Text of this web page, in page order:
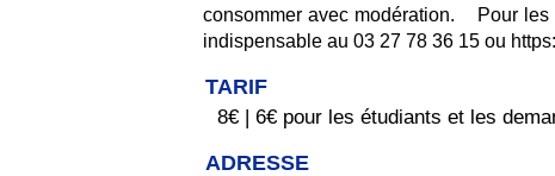
consommer avec modération. Pour les
indispensable au 03 27 78 36 15 ou
TARIF
8€ | 6€ pour les étudiants et les
ADRESSE